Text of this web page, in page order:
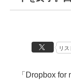
リス
「Dropbox for